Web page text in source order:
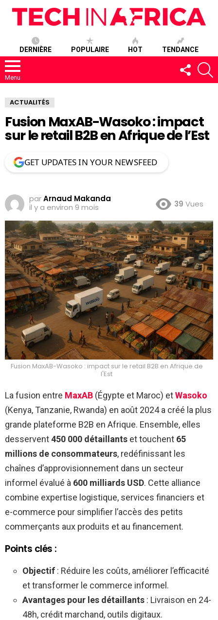
DERNIÈRE POPULAIRE HOT TENDANCE
Menu
SUIVEZ-
NOUS
ACTUALITÉS
Fusion MaxAB-Wasoko : impact
sur le retail B2B en Afrique de l’Est
GET UPDATES IN YOUR NEWSFEED
parArnaud Makanda
il y a environ 9 mois
39 Vues
Fusion MaxAB-Wasoko : impact sur le retail B2B en Afrique de
l'Est
La fusion entre MaxAB (Égypte et Maroc) etWasoko
(Kenya, Tanzanie, Rwanda) en août 2024 a créé la plus
grande plateforme B2B en Afrique. Ensemble, elles
desservent450 000 détaillants et touchent 65
millions de consommateurs, redéfinissant les
chaînes d’approvisionnement dans un secteur
informel évalué à 600 milliards USD. Cette alliance
combine expertise logistique, services financiers et
e-commerce pour simplifier l’accès des petits
commerçants aux produits et au financement.
Points clés :
Objectif : Réduire les coûts, améliorer l’efficacité
et transformer le commerce informel.
Avantages pour les détaillants : Livraison en 24-
48h, crédit marchand, outils digitaux.